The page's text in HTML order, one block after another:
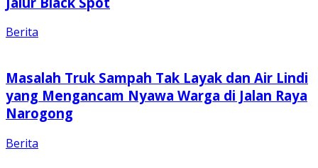
Berita
Masalah Truk Sampah Tak Layak dan Air Lindi
yang Mengancam Nyawa Warga di Jalan Raya
Narogong
Berita